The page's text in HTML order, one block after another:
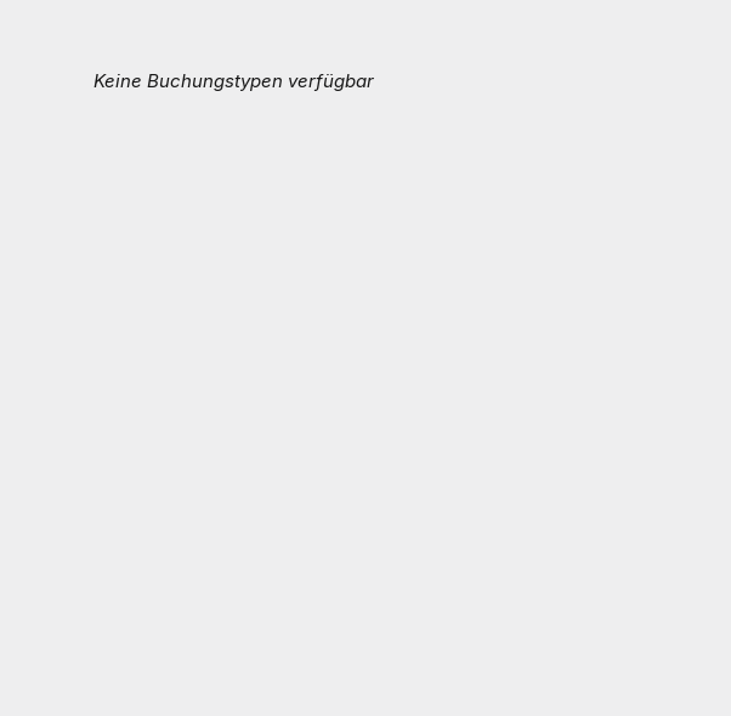
Keine Buchungstypen verfügbar